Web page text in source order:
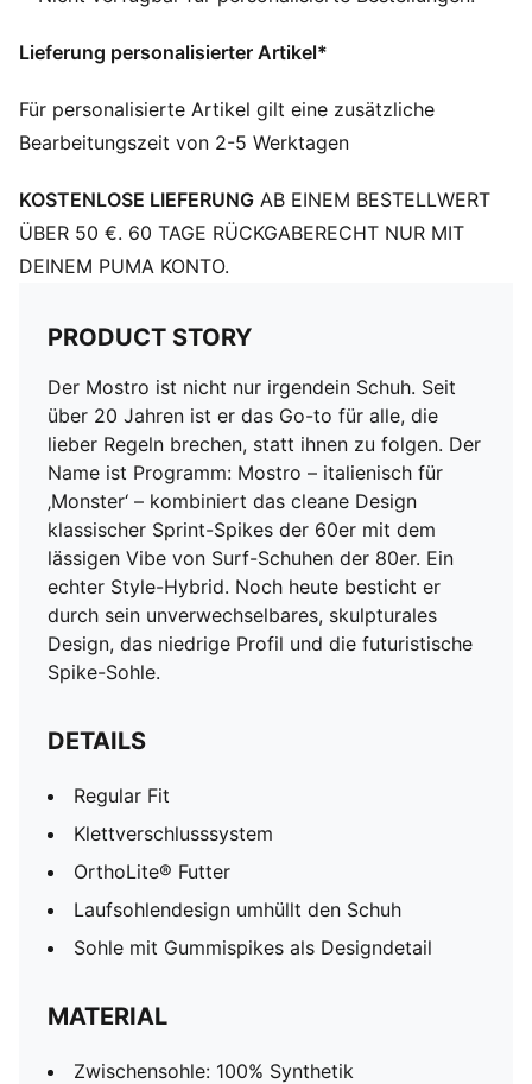
Lieferung personalisierter Artikel*
Für personalisierte Artikel gilt eine zusätzliche
Bearbeitungszeit von 2-5 Werktagen
KOSTENLOSE LIEFERUNG AB EINEM BESTELLWERT
ÜBER 50 €. 60 TAGE RÜCKGABERECHT NUR MIT
DEINEM PUMA KONTO.
PRODUCT STORY
Der Mostro ist nicht nur irgendein Schuh. Seit
über 20 Jahren ist er das Go-to für alle, die
lieber Regeln brechen, statt ihnen zu folgen. Der
Name ist Programm: Mostro – italienisch für
‚Monster‘ – kombiniert das cleane Design
klassischer Sprint-Spikes der 60er mit dem
lässigen Vibe von Surf-Schuhen der 80er. Ein
echter Style-Hybrid. Noch heute besticht er
durch sein unverwechselbares, skulpturales
Design, das niedrige Profil und die futuristische
Spike-Sohle.
DETAILS
Regular Fit
Klettverschlusssystem
OrthoLite® Futter
Laufsohlendesign umhüllt den Schuh
Sohle mit Gummispikes als Designdetail
MATERIAL
Zwischensohle: 100% Synthetik